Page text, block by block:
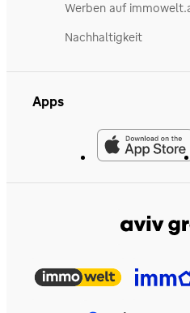
Werben auf
Nachhaltigkeit
Apps